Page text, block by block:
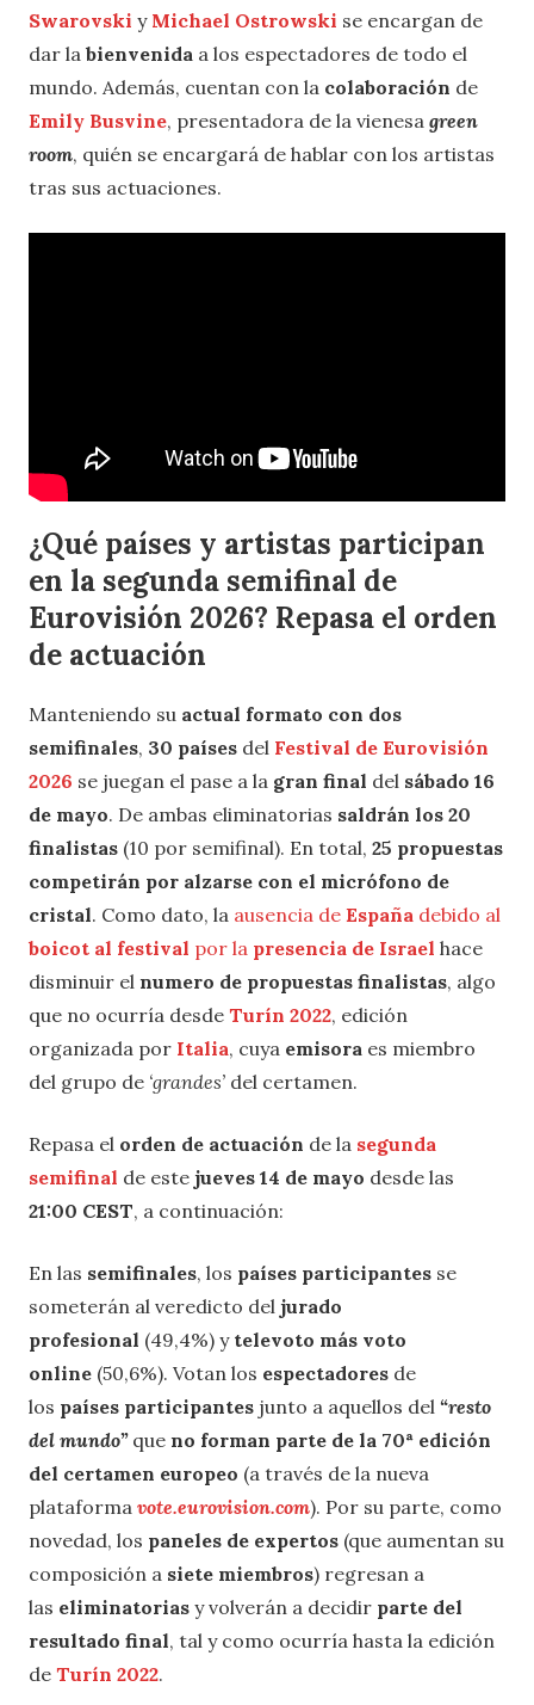
Swarovski y Michael Ostrowski se encargan de
dar la bienvenida a los espectadores de todo el
mundo. Además, cuentan con la colaboración de
Emily Busvine, presentadora de la vienesa green
room, quién se encargará de hablar con los artistas
tras sus actuaciones.
¿Qué países y artistas participan
en la segunda semifinal de
Eurovisión 2026? Repasa el orden
de actuación
Manteniendo su actual formato con dos
semifinales, 30 países del Festival de Eurovisión
2026 se juegan el pase a la gran final del sábado 16
de mayo. De ambas eliminatorias saldrán los 20
finalistas (10 por semifinal). En total, 25 propuestas
competirán por alzarse con el micrófono de
cristal. Como dato, la ausencia de España debido al
boicot al festival por la presencia de Israel hace
disminuir el numero de propuestas finalistas, algo
que no ocurría desde Turín 2022, edición
organizada por Italia, cuya emisora es miembro
del grupo de ‘grandes’ del certamen.
Repasa el orden de actuación de la segunda
semifinal de este jueves 14 de mayo desde las
21:00 CEST, a continuación:
En las semifinales, los países participantes se
someterán al veredicto del jurado
profesional (49,4%) y televoto más voto
online (50,6%). Votan los espectadores de
los países participantes junto a aquellos del “resto
del mundo” que no forman parte de la 70ª edición
del certamen europeo (a través de la nueva
plataforma vote.eurovision.com). Por su parte, como
novedad, los paneles de expertos (que aumentan su
composición a siete miembros) regresan a
las eliminatorias y volverán a decidir parte del
resultado final, tal y como ocurría hasta la edición
de Turín 2022.